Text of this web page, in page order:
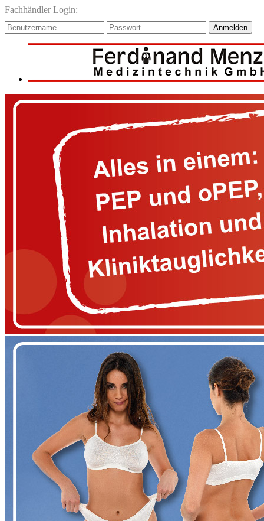
Fachhändler Login:
Anmelden